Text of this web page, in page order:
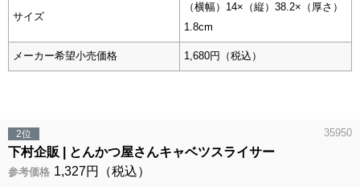
サイズ
（横幅）14×（縦）38.2×（厚さ）
1.8cm
メーカー希望小売価格 1,680円（税込）
2位
下村企販 とんかつ屋さんキャベツスライサー
35950
参考価格 1,327円（税込）